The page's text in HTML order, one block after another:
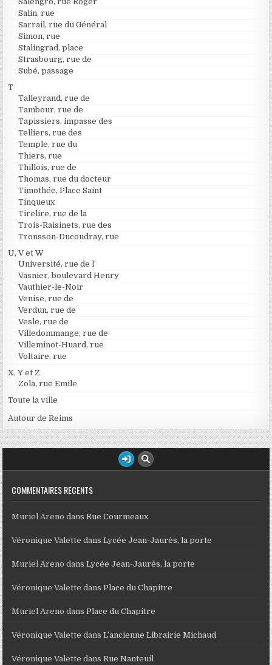
Salin, rue
Sarrail, rue du Général
Simon, rue
Stalingrad, place
Strasbourg, rue de
Subé, passage
T
Talleyrand, rue de
Tambour, rue de
Tapissiers, impasse des
Telliers, rue des
Temple, rue du
Thiers, rue
Thillois, rue de
Thomas, rue du docteur
Timothée, Place Saint
Tinqueux
Tirelire, rue de la
Trois-Raisinets, rue des
Tronsson-Ducoudray, rue
U, V et W
Université, rue de l’
Vasnier, boulevard Henry
Vauthier-le-Noir
Venise, rue de
Verdun, rue de
Vesle, rue de
Villedommange, rue de
Villeminot-Huard, rue
Voltaire, rue
X, Y et Z
Zola, rue Emile
Toute la ville
Autour de Reims
COMMENTAIRES RÉCENTS
Muriel Areno dansRue Courmeaux
Véronique Valette dansLycée Jean-Jaurès, la porte
Muriel Areno dansLycée Jean-Jaurès, la porte
Véronique Valette dansPlace du Chapitre
Muriel Areno dansPlace du Chapitre
Véronique Valette dansL’ancienne Librairie Michaud
Véronique Valette dansRue Nanteuil